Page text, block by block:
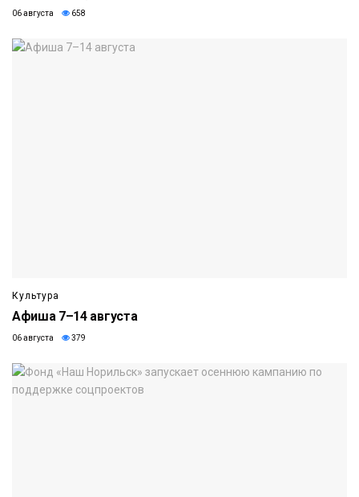
06 августа 658
Культура
Афиша 7–14 августа
06 августа 379